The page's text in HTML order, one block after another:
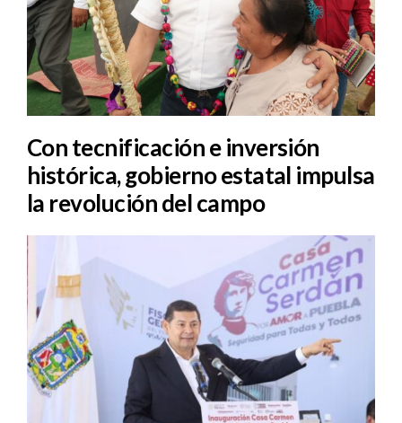
Con tecnificación e inversión
histórica, gobierno estatal impulsa
la revolución del campo